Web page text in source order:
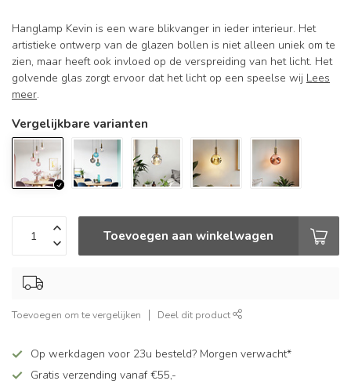
Hanglamp Kevin is een ware blikvanger in ieder interieur. Het
artistieke ontwerp van de glazen bollen is niet alleen uniek om te
zien, maar heeft ook invloed op de verspreiding van het licht. Het
golvende glas zorgt ervoor dat het licht op een speelse wij Lees
meer.
Vergelijkbare varianten
Toevoegen aan winkelwagen
Toevoegen om te vergelijken Deel dit product
Op werkdagen voor 23u besteld? Morgen verwacht*
Gratis verzending vanaf €55,-